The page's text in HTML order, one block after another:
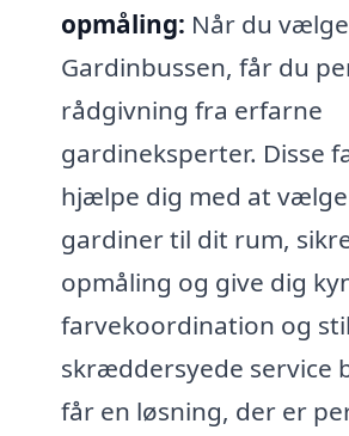
opmåling: Når du
Gardinbussen, får du
rådgivning fra erfarne
gardineksperter. Disse
hjælpe dig med at
gardiner til dit rum,
opmåling og give dig
farvekoordination og
skræddersyede service
får en løsning, der er